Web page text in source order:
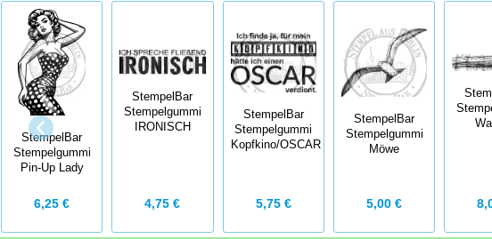
StempelBar
Stempelgummi
Pin-Up Lady
6,25 €
StempelBar
Stempelgummi
IRONISCH
4,75 €
StempelBar
Stempelgummi
Kopfkino/OSCAR
5,75 €
StempelBar
Stempelgummi
Möwe
5,00 €